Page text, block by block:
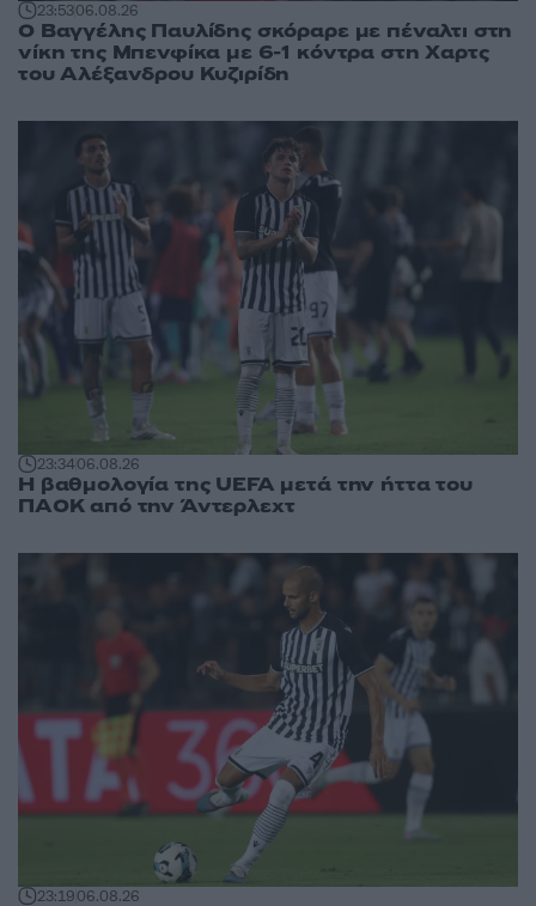
23:5306.08.26
Ο Βαγγέλης Παυλίδης σκόραρε με πέναλτι στη
νίκη της Μπενφίκα με 6-1 κόντρα στη Χαρτς
του Αλέξανδρου Κυζιρίδη
23:3406.08.26
Η βαθμολογία της UEFA μετά την ήττα του
ΠΑΟΚ από την Άντερλεχτ
23:1906.08.26